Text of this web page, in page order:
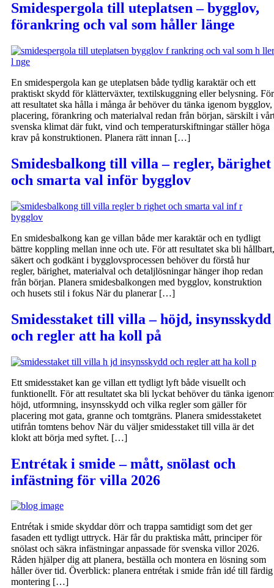
Smidespergola till uteplatsen – bygglov,
förankring och val som håller länge
En smidespergola kan ge uteplatsen både tydlig karaktär och ett
praktiskt skydd för klätterväxter, textilskuggning eller belysning. För
att resultatet ska hålla i många år behöver du tänka igenom bygglov,
placering, förankring och materialval redan från början, särskilt i
svenska klimat där fukt, vind och temperaturskiftningar ställer höga
krav på konstruktionen. Planera rätt innan […]
Smidesbalkong till villa – regler, bärighet
och smarta val inför bygglov
En smidesbalkong kan ge villan både mer karaktär och en tydligt
bättre koppling mellan inne och ute. För att resultatet ska bli hållbart,
säkert och godkänt i bygglovsprocessen behöver du förstå hur
regler, bärighet, materialval och detaljlösningar hänger ihop redan
från början. Planera smidesbalkongen med bygglov, konstruktion
och husets stil i fokus När du planerar […]
Smidesstaket till villa – höjd, insynsskydd
och regler att ha koll på
Ett smidesstaket kan ge villan ett tydligt lyft både visuellt och
funktionellt. För att resultatet ska bli lyckat behöver du tänka
höjd, utformning, insynsskydd och vilka regler som gäller för
placering mot gata, granne och tomtgräns. Planera smidesstaketet
utifrån tomtens behov När du väljer smidesstaket till villa är det
klokt att börja med syftet. […]
Entrétak i smide – mått, snölast och
infästning för villa 2026
Entrétak i smide skyddar dörr och trappa samtidigt som det ger
fasaden ett tydligt uttryck. Här får du praktiska mått, principer för
snölast och säkra infästningar anpassade för svenska villor 2026.
Råden hjälper dig att planera, beställa och montera en lösning som
håller över tid. Överblick: planera entrétak i smide från idé till färdig
montering […]